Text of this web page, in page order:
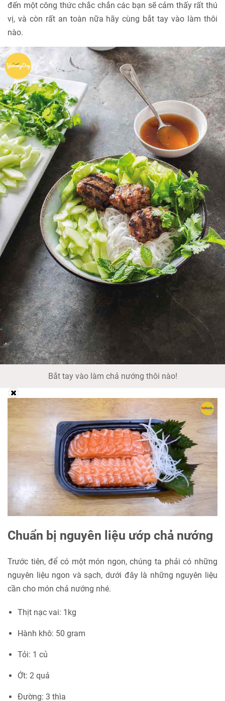
đến một công thức chắc chắn các bạn sẽ cảm thấy rất thú
vị, và còn rất an toàn nữa hãy cùng bắt tay vào làm thôi
nào.
Bắt tay vào làm chả nướng thôi nào!
Chuẩn bị nguyên liệu ướp chả nướng
Trước tiên, để có một món ngon, chúng ta phải có những
nguyên liệu ngon và sạch, dưới đây là những nguyên liệu
cần cho món chả nướng nhé.
Thịt nạc vai: 1kg
Hành khô: 50 gram
Tỏi: 1 củ
Ớt: 2 quả
Đường: 3 thìa